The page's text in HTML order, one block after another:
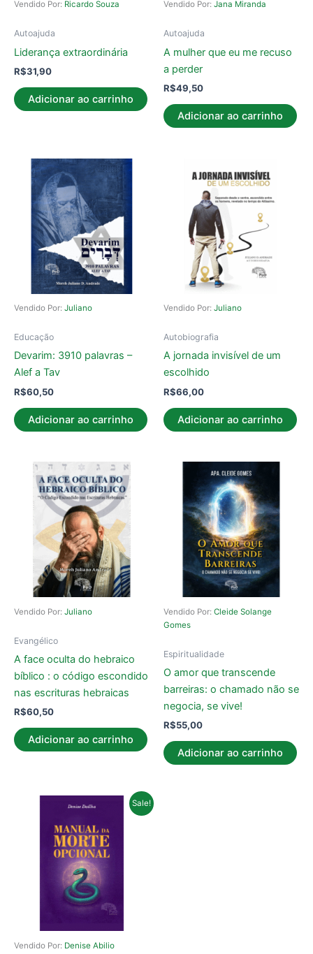
Vendido Por: Ricardo Souza
Autoajuda
Liderança extraordinária
R$31,90
Adicionar ao carrinho
Vendido Por: Jana Miranda
Autoajuda
A mulher que eu me recuso
a perder
R$49,50
Adicionar ao carrinho
Vendido Por: Juliano
Educação
Devarim: 3910 palavras –
Alef a Tav
R$60,50
Adicionar ao carrinho
Vendido Por: Juliano
Autobiografia
A jornada invisível de um
escolhido
R$66,00
Adicionar ao carrinho
Vendido Por: Juliano
Evangélico
A face oculta do hebraico
bíblico : o código escondido
nas escrituras hebraicas
R$60,50
Adicionar ao carrinho
Vendido Por: Cleide Solange
Gomes
Espiritualidade
O amor que transcende
barreiras: o chamado não se
negocia, se vive!
R$55,00
Adicionar ao carrinho
Sale!
Vendido Por: Denise Abilio
preço
original
era:
R$40,59.
atual
é:
R$23,58.